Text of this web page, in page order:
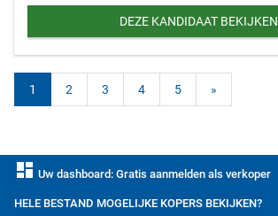
DEZE KANDIDAAT BEKIJKEN
1 2 3 4 5 »
dashboard Uw dashboard: Gratis aanmelden als verkoper
HELE BESTAND MOGELIJKE KOPERS BEKIJKEN?